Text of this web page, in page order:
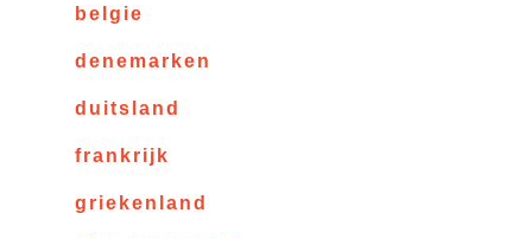
belgie
denemarken
duitsland
frankrijk
griekenland